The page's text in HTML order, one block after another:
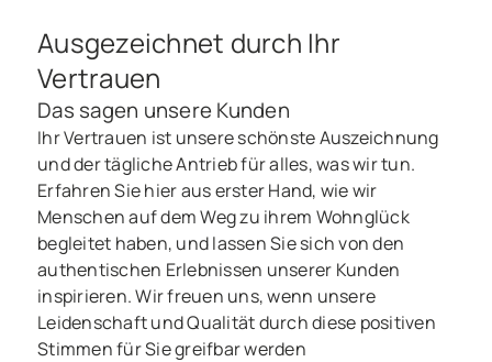
Ausgezeichnet durch Ihr
Vertrauen
Das sagen unsere Kunden
Ihr Vertrauen ist unsere schönste Auszeichnung
und der tägliche Antrieb für alles, was wir tun.
Erfahren Sie hier aus erster Hand, wie wir
Menschen auf dem Weg zu ihrem Wohnglück
begleitet haben, und lassen Sie sich von den
authentischen Erlebnissen unserer Kunden
inspirieren. Wir freuen uns, wenn unsere
Leidenschaft und Qualität durch diese positiven
Stimmen für Sie greifbar werden